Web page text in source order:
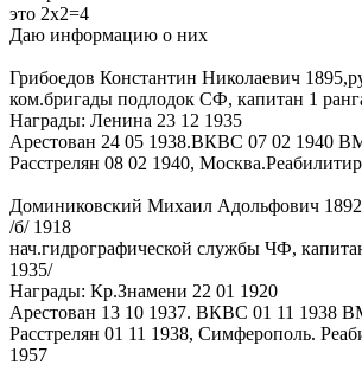
это 2х2=4
Даю информацию о них
Грибоедов Константин Николаевич
ком.бригады подлодок СФ, капитан 1
Награды: Ленина 23 12 1935
Арестован 24 05 1938.ВКВС 07 02 1940
Расстрелян 08 02 1940,
Доминиковский Михаил Адольфович
/б/ 1918
нач.гидрографической службы ЧФ,
1935/
Награды: Кр.Знамени 22 01 1920
Арестован 13 10 1937. ВКВС 01 11 1938
Расстрелян 01 11 1938, Симферополь.
1957